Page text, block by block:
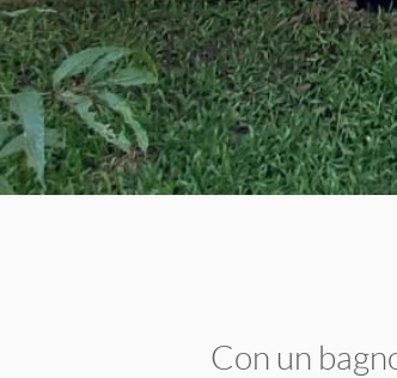
Con un